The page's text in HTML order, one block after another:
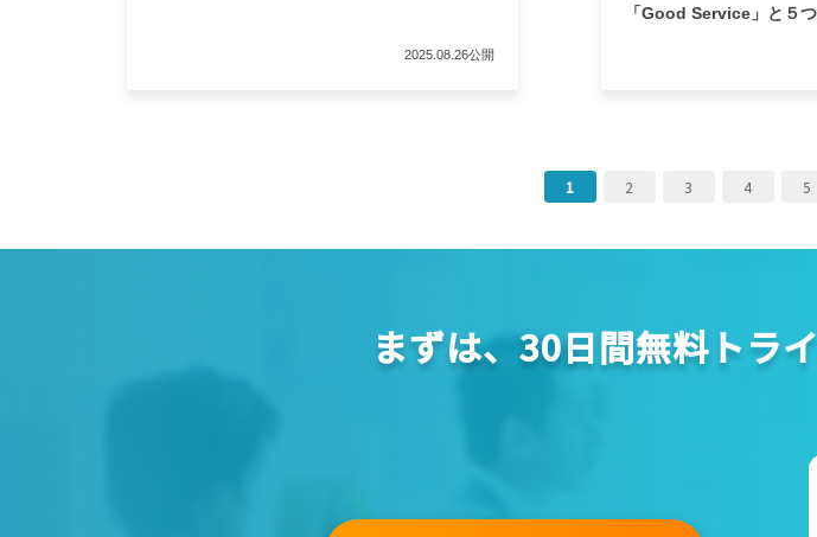
2025.08.26公開
「Good Service」と５
1 2 3 4 5
まずは、30日間無料トラ